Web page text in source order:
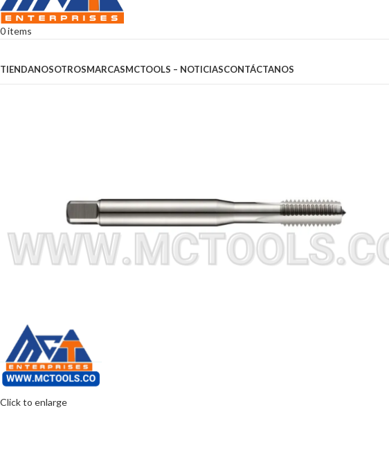
0items
TIENDANOSOTROSMARCASMCTOOLS – NOTICIASCONTÁCTANOS
Click to enlarge